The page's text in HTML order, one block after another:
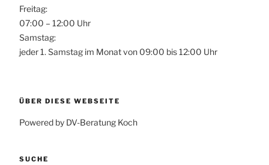
Freitag:
07:00 – 12:00 Uhr
Samstag:
jeder 1. Samstag im Monat von 09:00 bis 12:00 Uhr
ÜBER DIESE WEBSEITE
Powered by DV-Beratung Koch
SUCHE